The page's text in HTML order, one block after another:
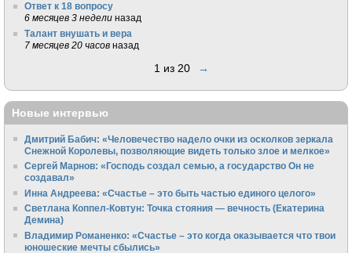
Ответ к 18 вопросу
6 месяцев 3 недели назад
Талант внушать и вера
7 месяцев 20 часов назад
1 из 20 →
Новые интервью
Дмитрий Бабич: «Человечество надело очки из осколков зеркала
Снежной Королевы, позволяющие видеть только злое и мелкое»
Сергей Марнов: «Господь создал семью, а государство Он не
создавал»
Инна Андреева: «Счастье – это быть частью единого целого»
Светлана Коппел-Ковтун: Точка стояния — вечность (Екатерина
Демина)
Владимир Романенко: «Счастье – это когда оказывается что твои
юношеские мечты сбылись»